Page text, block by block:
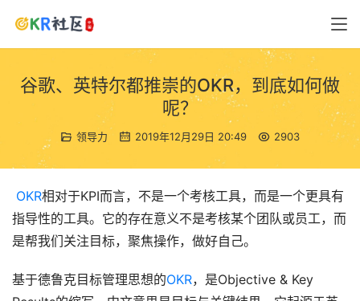
谷歌、英特尔都推崇的OKR，到底如何做
呢？
领导力 2019年12月29日 20:49 2903
OKR相对于KPI而言，不是一个考核工具，而是一个更具有
指导性的工具。它的存在意义不是考核某个团队或员工，而
是帮我们关注目标，聚焦操作，做好自己。
基于德鲁克目标管理思想的OKR，是Objective & Key